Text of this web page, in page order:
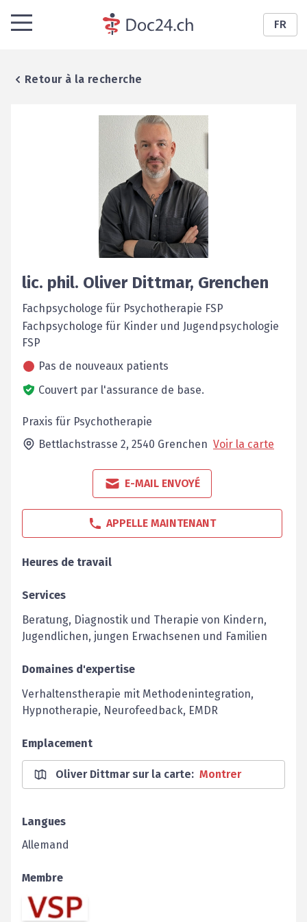
FR
Retour à la recherche
lic. phil. Oliver Dittmar, Grenchen
Fachpsychologe für Psychotherapie FSP
Fachpsychologe für Kinder und Jugendpsychologie
FSP
Pas de nouveaux patients
Couvert par l'assurance de base.
Praxis für Psychotherapie
Bettlachstrasse 2, 2540 Grenchen Voir la carte
E-MAIL ENVOYÉ
APPELLE MAINTENANT
Heures de travail
Services
Beratung, Diagnostik und Therapie von Kindern,
Jugendlichen, jungen Erwachsenen und Familien
Domaines d'expertise
Verhaltenstherapie mit Methodenintegration,
Hypnotherapie, Neurofeedback, EMDR
Emplacement
Oliver Dittmar sur la carte: Montrer
Langues
Allemand
Membre